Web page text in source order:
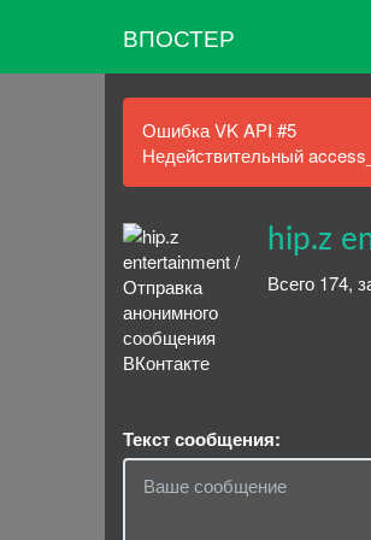
ВПОСТЕР
Ошибка VK API #5
Недействительный
hip.z
Всего 174,
Текст сообщения: